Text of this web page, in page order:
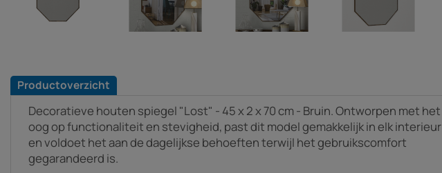
Productoverzicht
Decoratieve houten spiegel "Lost" - 45 x 2 x 70 cm - Bruin. Ontworpen met het
oog op functionaliteit en stevigheid, past dit model gemakkelijk in elk interieur
en voldoet het aan de dagelijkse behoeften terwijl het gebruikscomfort
gegarandeerd is.